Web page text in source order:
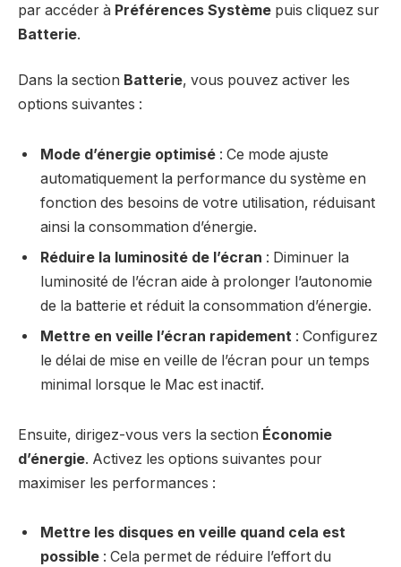
par accéder à Préférences Système puis cliquez sur
Batterie.
Dans la section Batterie, vous pouvez activer les
options suivantes :
Mode d’énergie optimisé : Ce mode ajuste
automatiquement la performance du système en
fonction des besoins de votre utilisation, réduisant
ainsi la consommation d’énergie.
Réduire la luminosité de l’écran : Diminuer la
luminosité de l’écran aide à prolonger l’autonomie
de la batterie et réduit la consommation d’énergie.
Mettre en veille l’écran rapidement : Configurez
le délai de mise en veille de l’écran pour un temps
minimal lorsque le Mac est inactif.
Ensuite, dirigez-vous vers la section Économie
d’énergie. Activez les options suivantes pour
maximiser les performances :
Mettre les disques en veille quand cela est
possible : Cela permet de réduire l’effort du